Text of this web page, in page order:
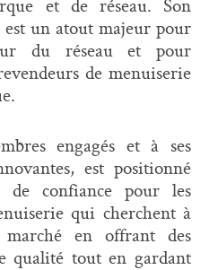
et de réseau. Son
un atout majeur pour
du réseau et pour
de menuiserie
engagés et à ses
est positionné
de confiance pour les
qui cherchent à
en offrant des
qualité tout en gardant